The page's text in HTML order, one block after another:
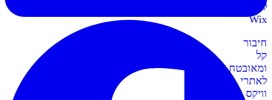
ל-
Wix
חיבור
קל
ומאובטח
לאתרי
וויקס